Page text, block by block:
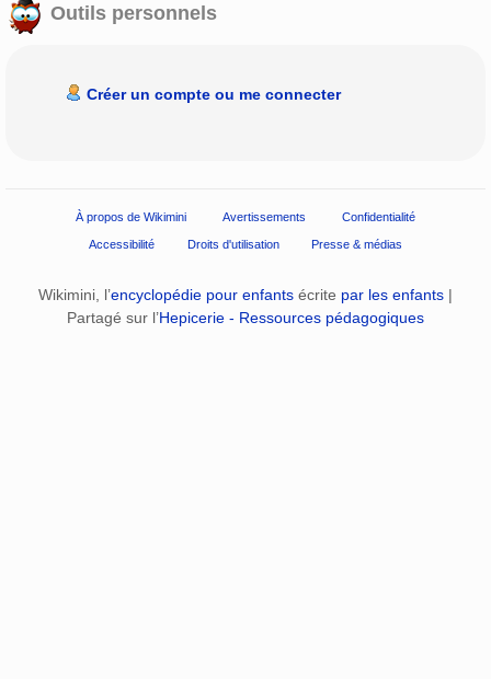
Outils personnels
Créer un compte ou me connecter
À propos de Wikimini Avertissements Confidentialité
Accessibilité Droits d'utilisation Presse & médias
Wikimini, l’encyclopédie pour enfants écrite par les enfants |
Partagé sur l’Hepicerie - Ressources pédagogiques